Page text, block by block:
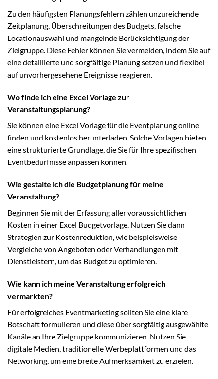
Zu den häufigsten Planungsfehlern zählen unzureichende
Zeitplanung, Überschreitungen des Budgets, falsche
Locationauswahl und mangelnde Berücksichtigung der
Zielgruppe. Diese Fehler können Sie vermeiden, indem Sie auf
eine detaillierte und sorgfältige Planung setzen und flexibel
auf unvorhergesehene Ereignisse reagieren.
Wo finde ich eine Excel Vorlage zur
Veranstaltungsplanung?
Sie können eine Excel Vorlage für die Eventplanung online
finden und kostenlos herunterladen. Solche Vorlagen bieten
eine strukturierte Grundlage, die Sie für Ihre spezifischen
Eventbedürfnisse anpassen können.
Wie gestalte ich die Budgetplanung für meine
Veranstaltung?
Beginnen Sie mit der Erfassung aller voraussichtlichen
Kosten in einer Excel Budgetvorlage. Nutzen Sie dann
Strategien zur Kostenreduktion, wie beispielsweise
Vergleiche von Angeboten oder Verhandlungen mit
Dienstleistern, um das Budget zu optimieren.
Wie kann ich meine Veranstaltung erfolgreich
vermarkten?
Für erfolgreiches Eventmarketing sollten Sie eine klare
Botschaft formulieren und diese über sorgfältig ausgewählte
Kanäle an Ihre Zielgruppe kommunizieren. Nutzen Sie
digitale Medien, traditionelle Werbeplattformen und das
Networking, um eine breite Aufmerksamkeit zu erzielen.